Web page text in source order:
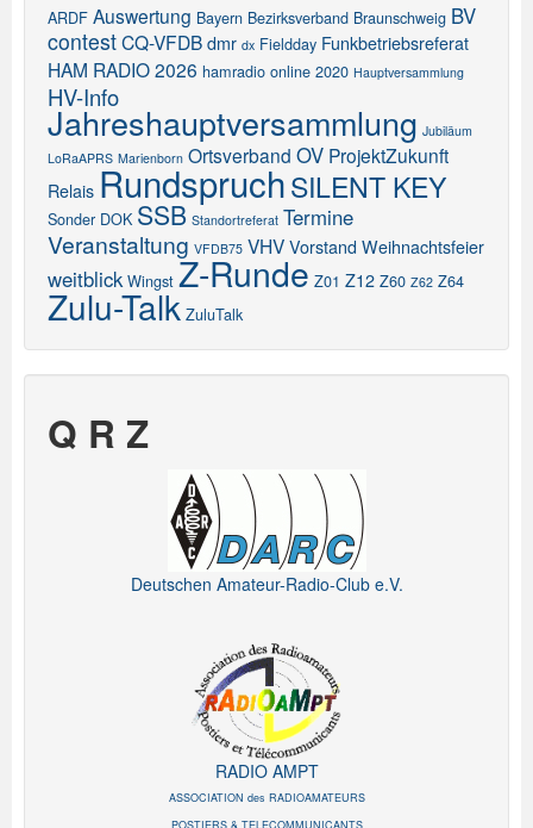
ARDF Auswertung Bayern Bezirksverband Braunschweig BV
contestCQ-VFDB dmr dx Fieldday Funkbetriebsreferat
HAM RADIO 2026 hamradio online 2020 Hauptversammlung
HV-Info
Jahreshauptversammlung Jubiläum
LoRaAPRS Marienborn Ortsverband OV ProjektZukunft
Relais RundspruchSILENT KEY
Sonder DOK SSB Standortreferat Termine
Veranstaltung VFDB75 VHV Vorstand Weihnachtsfeier
weitblick Wingst Z-Runde Z01 Z12 Z60 Z62 Z64
Zulu-Talk ZuluTalk
Q R Z
Deutschen Amateur-Radio-Club e.V.
RADIO AMPT
ASSOCIATION des RADIOAMATEURS